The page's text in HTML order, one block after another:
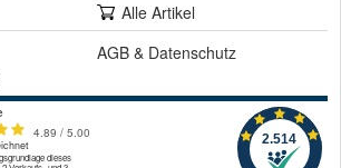
Alle Artikel
AGB & Datenschutz